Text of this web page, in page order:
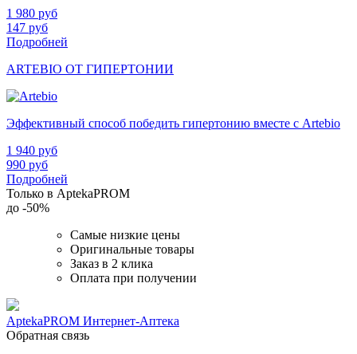
1 980 руб
147 руб
Подробней
ARTEBIO ОТ ГИПЕРТОНИИ
Эффективный способ победить гипертонию вместе с Artebio
1 940 руб
990 руб
Подробней
Только в AptekaPROM
до -50%
Самые низкие цены
Оригинальные товары
Заказ в 2 клика
Оплата при получении
AptekaPROM Интернет-Аптека
Обратная связь